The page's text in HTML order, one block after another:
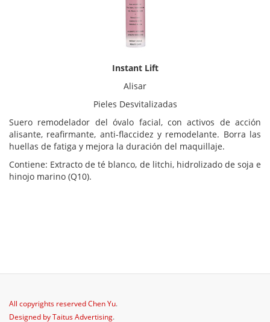
Instant Lift
Alisar
Pieles Desvitalizadas
Suero remodelador del óvalo facial, con activos de acción
alisante, reafirmante, anti-flaccidez y remodelante. Borra las
huellas de fatiga y mejora la duración del maquillaje.
Contiene: Extracto de té blanco, de litchi, hidrolizado de soja e
hinojo marino (Q10).
All copyrights reservedChen Yu.
Designed byTaitus Advertising.